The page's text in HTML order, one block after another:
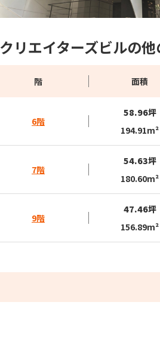
クリエイターズビルの
階 面積
6階
58.96坪
194.91m²
7階
54.63坪
180.60m²
9階
47.46坪
156.89m²